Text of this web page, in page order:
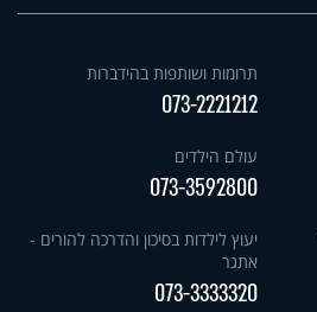
תרומות ושותפות בהידברות
073-2221212
עולם הילדים
073-3592800
יעוץ לילדות בסיכון והדרכה להורים -
אתגר
073-3333320